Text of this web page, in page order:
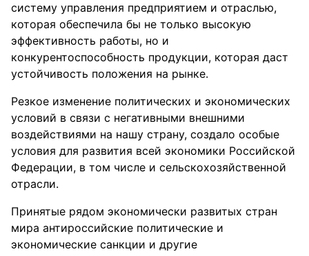
систему управления предприятием и отраслью,
которая обеспечила бы не только высокую
эффективность работы, но и
конкурентоспособность продукции, которая даст
устойчивость положения на рынке.
Резкое изменение политических и экономических
условий в связи с негативными внешними
воздействиями на нашу страну, создало особые
условия для развития всей экономики Российской
Федерации, в том числе и сельскохозяйственной
отрасли.
Принятые рядом экономически развитых стран
мира антироссийские политические и
экономические санкции и другие